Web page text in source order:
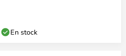
En stock